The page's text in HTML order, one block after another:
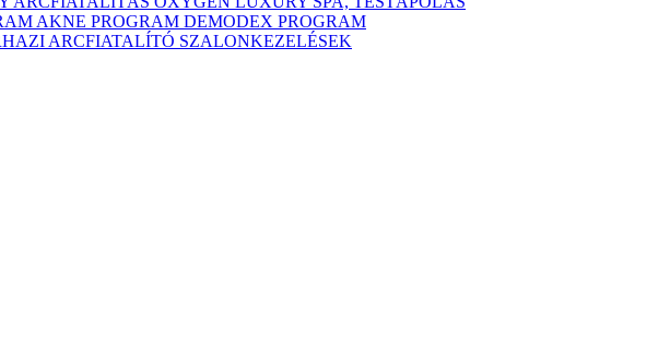
AKNE PROGRAM DEMODEX PROGRAM
ARCFIATALÍTÓ SZALONKEZELÉSEK